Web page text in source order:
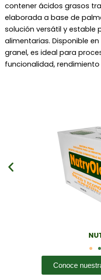
contener ácidos grasos
elaborada a base de
solución versátil y estable
alimentarias. Disponible
granel, es ideal para
funcionalidad,
Conoce